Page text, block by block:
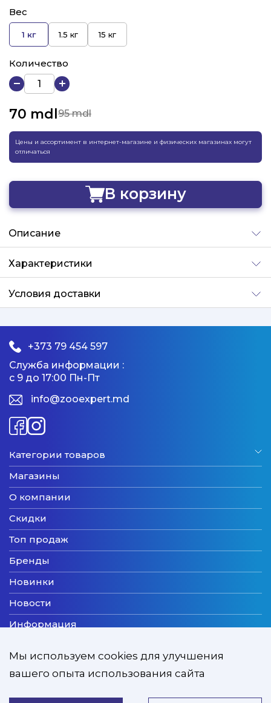
Вес
1 кг 1.5 кг 15 кг
Количество
70 mdl95 mdl
Цены и ассортимент в интернет-магазине и физических магазинах могут
отличаться
В корзину
Добавлено
Описание
Характеристики
Условия доставки
+373 79 454 597
Служба информации :
с 9 до 17:00 Пн-Пт
info@zooexpert.md
Категории товаров
Магазины
О компании
Скидки
Топ продаж
Бренды
Новинки
Новости
Информация
Мы используем cookies для улучшения
вашего опыта использования сайта